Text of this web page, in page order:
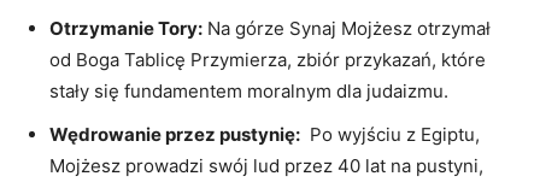
Otrzymanie Tory: Na górze Synaj Mojżesz ⁤otrzymał
od Boga Tablicę Przymierza, ⁣zbiór przykazań, które
stały się fundamentem moralnym dla judaizmu.
Wędrowanie przez pustynię: ⁣ Po wyjściu z Egiptu,
Mojżesz prowadzi swój lud przez 40⁣ lat na pustyni,